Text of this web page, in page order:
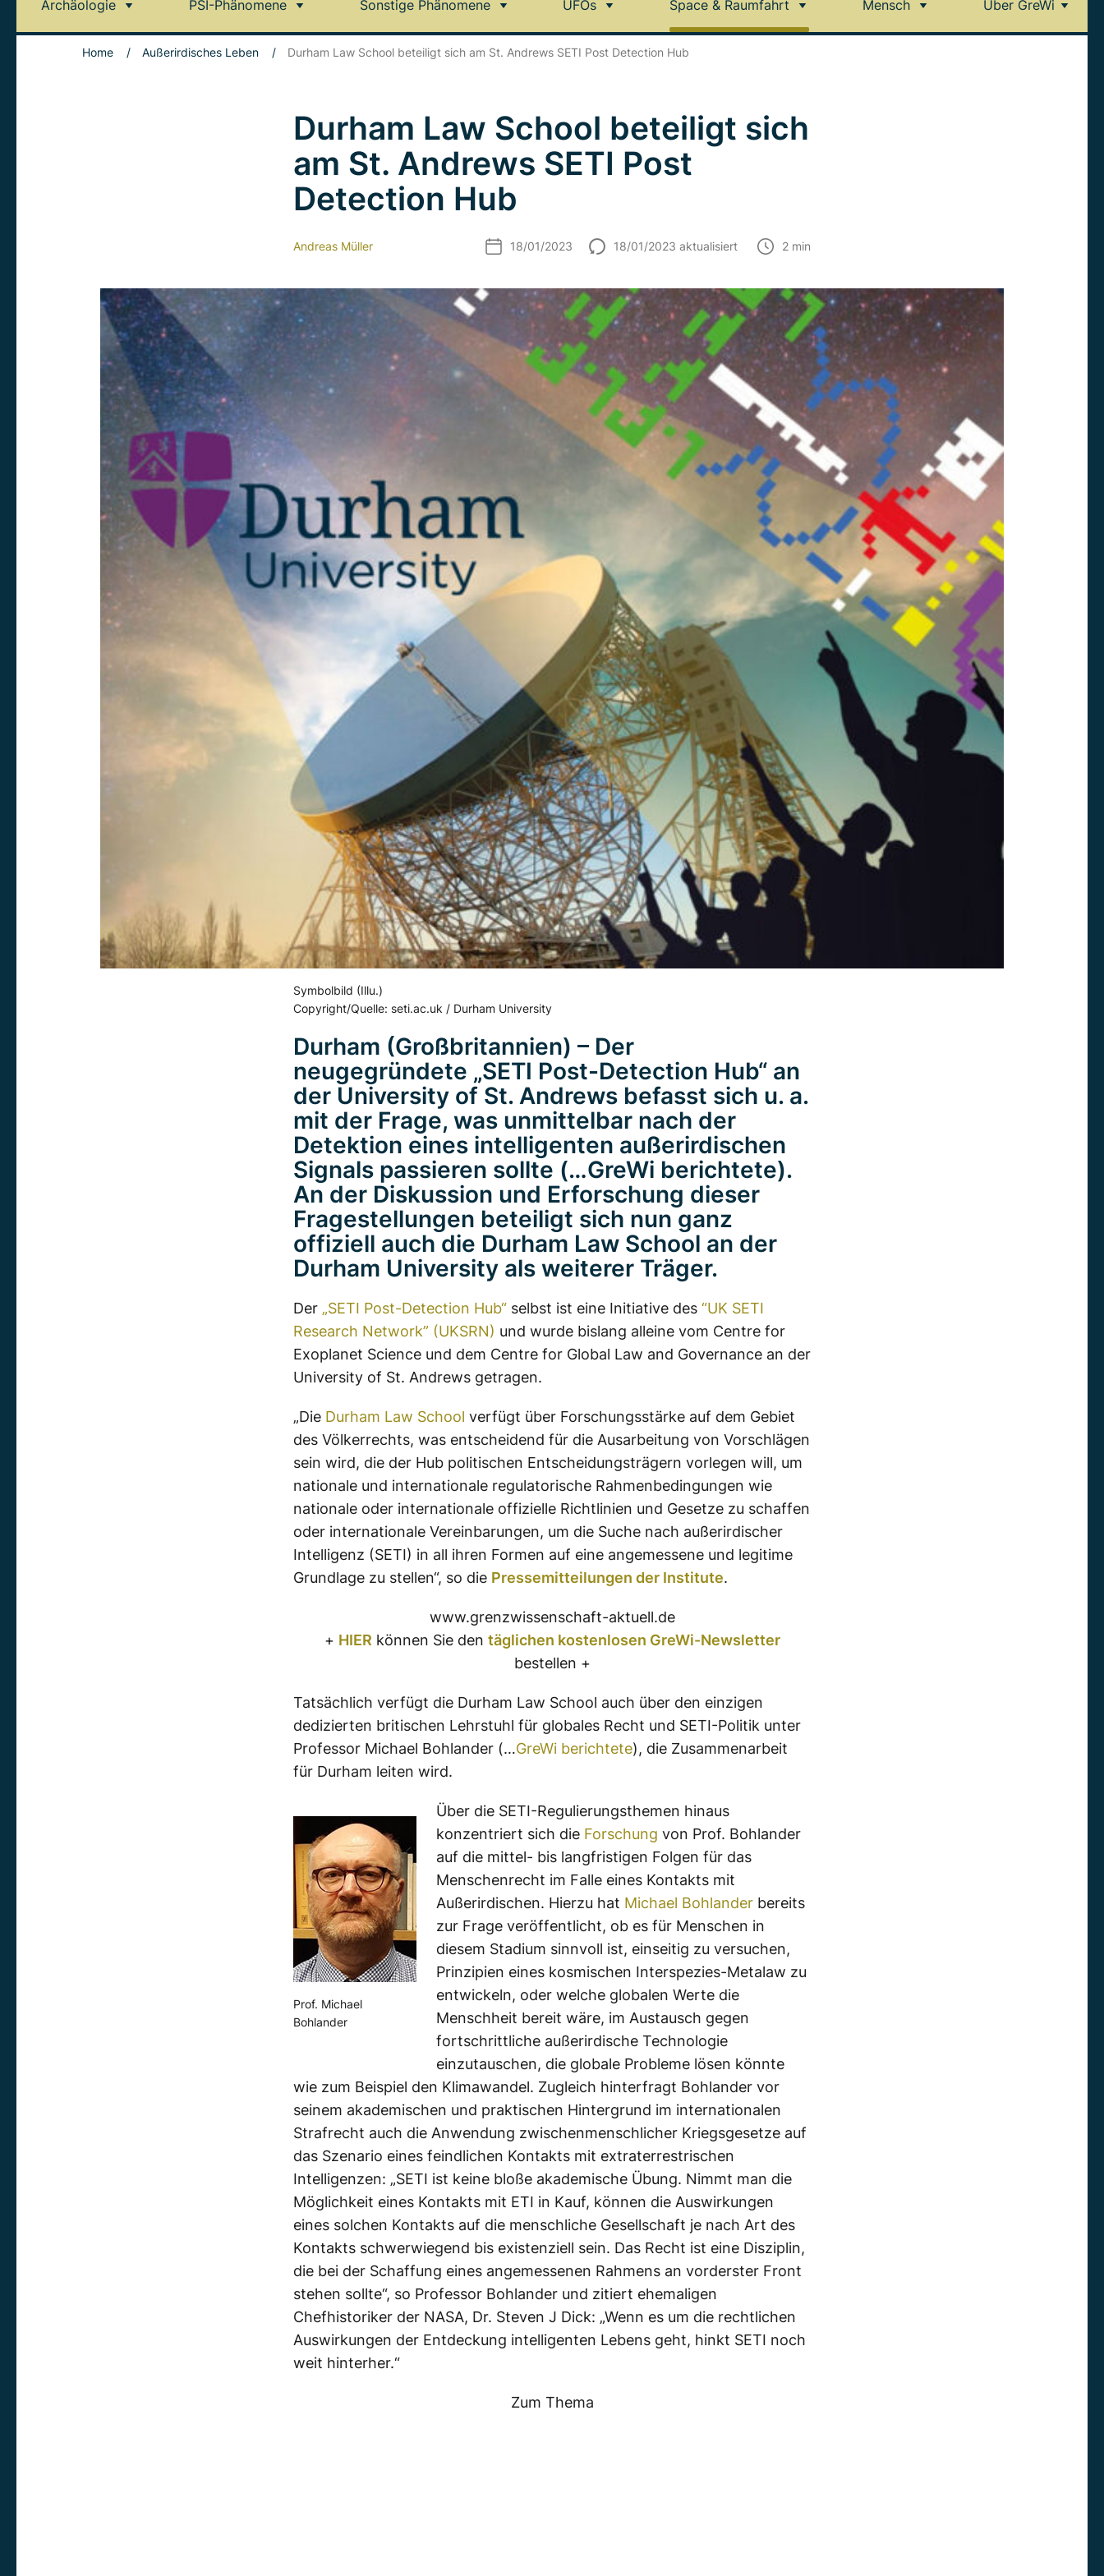
Archäologie PSI-Phänomene Sonstige Phänomene UFOs Space & Raumfahrt Mensch Über GreWi
Home / Außerirdisches Leben / Durham Law School beteiligt sich am St. Andrews SETI Post Detection Hub
Durham Law School beteiligt sich
am St. Andrews SETI Post
Detection Hub
Andreas Müller 18/01/2023 18/01/2023 aktualisiert 2 min
Symbolbild (Illu.)
Copyright/Quelle: seti.ac.uk / Durham University
Durham (Großbritannien) – Der
neugegründete „SETI Post-Detection Hub“ an
der University of St. Andrews befasst sich u. a.
mit der Frage, was unmittelbar nach der
Detektion eines intelligenten außerirdischen
Signals passieren sollte (…GreWi berichtete).
An der Diskussion und Erforschung dieser
Fragestellungen beteiligt sich nun ganz
offiziell auch die Durham Law School an der
Durham University als weiterer Träger.
Der „SETI Post-Detection Hub“ selbst ist eine Initiative des “UK SETI
Research Network” (UKSRN) und wurde bislang alleine vom Centre for
Exoplanet Science und dem Centre for Global Law and Governance an der
University of St. Andrews getragen.
„Die Durham Law School verfügt über Forschungsstärke auf dem Gebiet
des Völkerrechts, was entscheidend für die Ausarbeitung von Vorschlägen
sein wird, die der Hub politischen Entscheidungsträgern vorlegen will, um
nationale und internationale regulatorische Rahmenbedingungen wie
nationale oder internationale offizielle Richtlinien und Gesetze zu schaffen
oder internationale Vereinbarungen, um die Suche nach außerirdischer
Intelligenz (SETI) in all ihren Formen auf eine angemessene und legitime
Grundlage zu stellen“, so die Pressemitteilungen der Institute.
www.grenzwissenschaft-aktuell.de
+ HIER können Sie den täglichen kostenlosen GreWi-Newsletter
bestellen +
Tatsächlich verfügt die Durham Law School auch über den einzigen
dedizierten britischen Lehrstuhl für globales Recht und SETI-Politik unter
Professor Michael Bohlander (…GreWi berichtete), die Zusammenarbeit
für Durham leiten wird.
Prof. Michael
Bohlander
Über die SETI-Regulierungsthemen hinaus
konzentriert sich die Forschung von Prof. Bohlander
auf die mittel- bis langfristigen Folgen für das
Menschenrecht im Falle eines Kontakts mit
Außerirdischen. Hierzu hat Michael Bohlander bereits
zur Frage veröffentlicht, ob es für Menschen in
diesem Stadium sinnvoll ist, einseitig zu versuchen,
Prinzipien eines kosmischen Interspezies-Metalaw zu
entwickeln, oder welche globalen Werte die
Menschheit bereit wäre, im Austausch gegen
fortschrittliche außerirdische Technologie
einzutauschen, die globale Probleme lösen könnte
wie zum Beispiel den Klimawandel. Zugleich hinterfragt Bohlander vor
seinem akademischen und praktischen Hintergrund im internationalen
Strafrecht auch die Anwendung zwischenmenschlicher Kriegsgesetze auf
das Szenario eines feindlichen Kontakts mit extraterrestrischen
Intelligenzen: „SETI ist keine bloße akademische Übung. Nimmt man die
Möglichkeit eines Kontakts mit ETI in Kauf, können die Auswirkungen
eines solchen Kontakts auf die menschliche Gesellschaft je nach Art des
Kontakts schwerwiegend bis existenziell sein. Das Recht ist eine Disziplin,
die bei der Schaffung eines angemessenen Rahmens an vorderster Front
stehen sollte“, so Professor Bohlander und zitiert ehemaligen
Chefhistoriker der NASA, Dr. Steven J Dick: „Wenn es um die rechtlichen
Auswirkungen der Entdeckung intelligenten Lebens geht, hinkt SETI noch
weit hinterher.“
Zum Thema